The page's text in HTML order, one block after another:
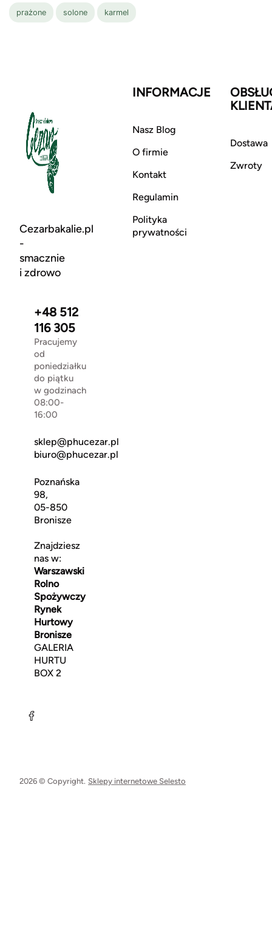
prażone solone karmel
Cezarbakalie.pl
-
smacznie
i zdrowo
+48 512
116 305
Pracujemy
od
poniedziałku
do piątku
w godzinach
08:00-
16:00
sklep@phucezar.pl
biuro@phucezar.pl
Poznańska
98,
05-850
Bronisze
Znajdziesz
nas w:
Warszawski
Rolno
Spożywczy
Rynek
Hurtowy
Bronisze
GALERIA
HURTU
BOX 2
INFORMACJE
Nasz Blog
O firmie
Kontakt
Regulamin
Polityka
prywatności
Dostawa
Zwroty
2026 © Copyright. Sklepy internetowe Selesto